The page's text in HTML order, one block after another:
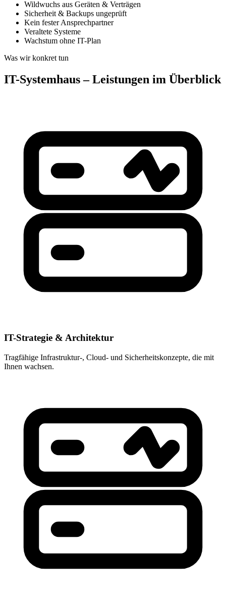
Wildwuchs aus Geräten & Verträgen
Sicherheit & Backups ungeprüft
Kein fester Ansprechpartner
Veraltete Systeme
Wachstum ohne IT-Plan
Was wir konkret tun
IT-Systemhaus – Leistungen im Überblick
IT-Strategie & Architektur
Tragfähige Infrastruktur-, Cloud- und Sicherheitskonzepte, die mit
Ihnen wachsen.